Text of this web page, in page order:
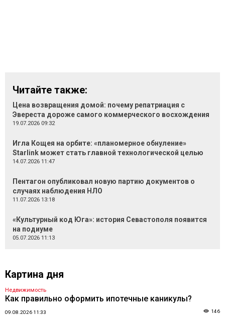
Читайте также:
Цена возвращения домой: почему репатриация с
Эвереста дороже самого коммерческого восхождения
19.07.2026 09:32
Игла Кощея на орбите: «планомерное обнуление»
Starlink может стать главной технологической целью
14.07.2026 11:47
Пентагон опубликовал новую партию документов о
случаях наблюдения НЛО
11.07.2026 13:18
«Культурный код Юга»: история Севастополя появится
на подиуме
05.07.2026 11:13
Картина дня
Недвижимость
Как правильно оформить ипотечные каникулы?
09.08.2026 11:33 146